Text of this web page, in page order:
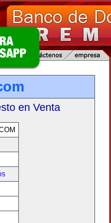
en Venta